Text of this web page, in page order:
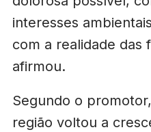
interesses
com a realidade das
afirmou.
Segundo o
região voltou a